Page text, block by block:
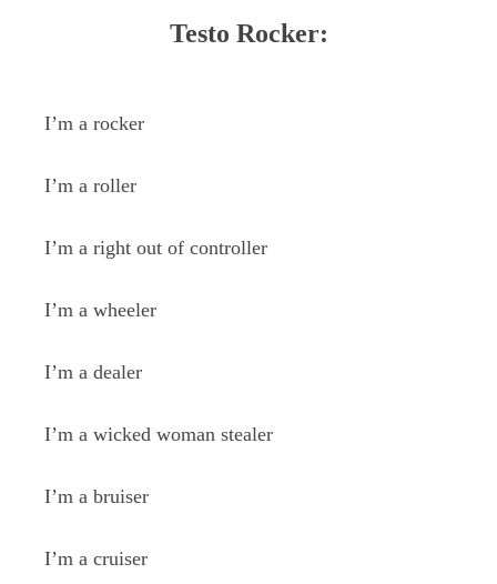
Testo Rocker:
I’m a rocker
I’m a roller
I’m a right out of controller
I’m a wheeler
I’m a dealer
I’m a wicked woman stealer
I’m a bruiser
I’m a cruiser